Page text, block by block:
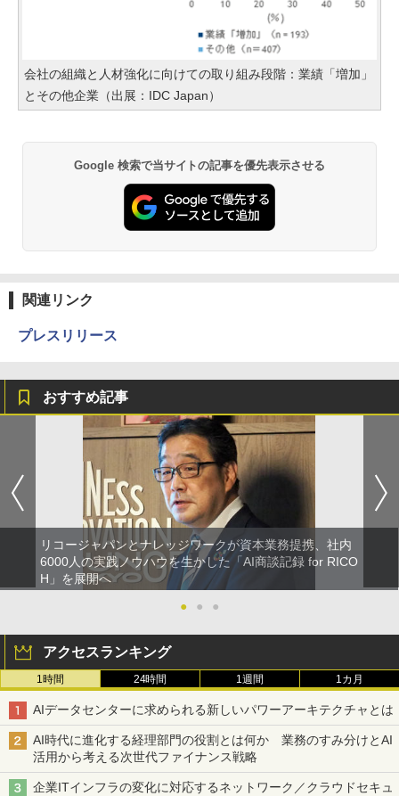
会社の組織と人材強化に向けての取り組み段階：業績「増加」
とその他企業（出展：IDC Japan）
Google 検索で当サイトの記事を優先表示させる
関連リンク
プレスリリース
おすすめ記事
リコージャパンとナレッジワークが資本業務提携、社内
6000人の実践ノウハウを生かした「AI商談記録 for RICO
H」を展開へ
●
● ●
アクセスランキング
1時間 24時間 1週間 1カ月
AIデータセンターに求められる新しいパワーアーキテクチャとは
AI時代に進化する経理部門の役割とは何か 業務のすみ分けとAI
活用から考える次世代ファイナンス戦略
企業ITインフラの変化に対応するネットワーク／クラウドセキュ